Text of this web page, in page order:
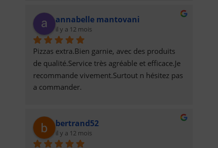
annabelle mantovani
il y a 12 mois
Pizzas extra.Bien garnie, avec des produits
de qualité.Service très agréable et efficace.Je
recommande vivement.Surtout n hésitez pas
a commander.
bertrand52
il y a 12 mois